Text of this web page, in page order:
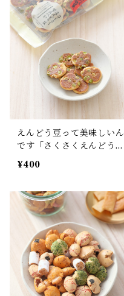
えんどう豆って美味しいん
です「さくさくえんどう豆
せんべい」
¥400